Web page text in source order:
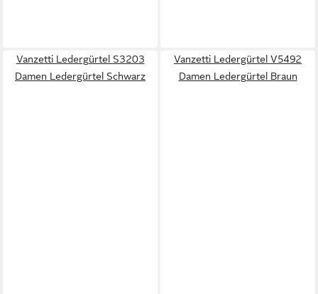
Vanzetti Ledergürtel S3203
Damen Ledergürtel Schwarz
Vanzetti Ledergürtel V5492
Damen Ledergürtel Braun